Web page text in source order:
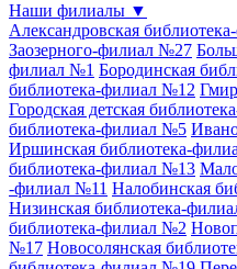
Наши филиалы ▼
Александровская
Заозерного-филиал №27
филиал №1 Бородинская
библиотека-филиал №12
Городская детская
библиотека-филиал №5
Иршинская библиотека-
библиотека-филиал №13
-филиал №11 Налобинская
Низинская библиотека-
библиотека-филиал №2
№17 Новосолянская